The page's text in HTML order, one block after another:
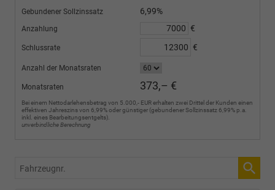
Gebundener Sollzinssatz 6,99%
Anzahlung €
Schlussrate €
Anzahl der Monatsraten
Monatsraten 373,– €
Bei einem Nettodarlehensbetrag von 5.000,- EUR erhalten zwei Drittel der Kunden einen
effektiven Jahreszins von 6,99% oder günstiger (gebundener Sollzinssatz 6,99% p.a.
inkl. eines Bearbeitungsentgelts).
unverbindliche Berechnung
Fahrzeugnr.